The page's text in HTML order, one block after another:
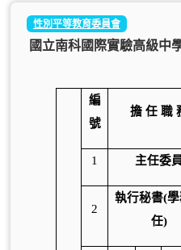
性別平等教育委員會
國立南科國際實驗高級中
編
號
擔 任 職
1 主任委
2
執行秘書(
任)